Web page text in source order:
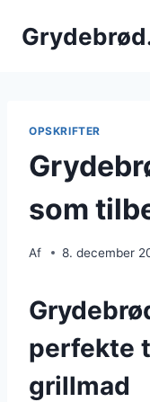
OPSKRIFTER
som
Af 8. december
perfekte
grillmad